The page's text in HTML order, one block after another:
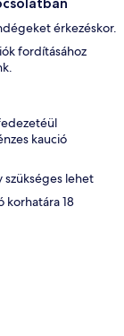
érkezéskor.
fordításához
kaució
szükséges lehet
korhatára 18